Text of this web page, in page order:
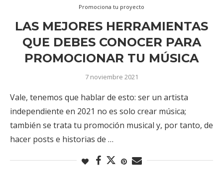
Promociona tu proyecto
LAS MEJORES HERRAMIENTAS
QUE DEBES CONOCER PARA
PROMOCIONAR TU MÚSICA
7 noviembre 2021
Vale, tenemos que hablar de esto: ser un artista
independiente en 2021 no es solo crear música;
también se trata tu promoción musical y, por tanto, de
hacer posts e historias de …